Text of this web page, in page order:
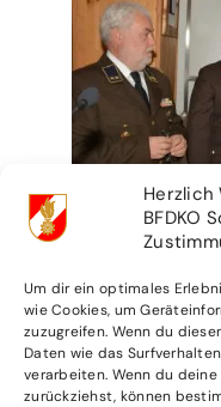
Herzlich
BFDKO
Um dir ein optimales
wie Cookies, um
zuzugreifen. Wenn du
Daten wie das
verarbeiten. Wenn du
zurückziehst, können